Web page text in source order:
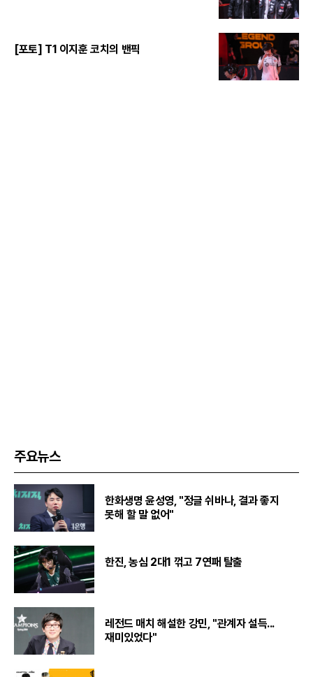
[포토] T1 이지훈 코치의 밴픽
주요뉴스
한화생명 윤성영, "정글 쉬바나, 결과 좋지
못해 할 말 없어"
한진, 농심 2대1 꺾고 7연패 탈출
레전드 매치 해설한 강민, "관계자 설득...
재미있었다"